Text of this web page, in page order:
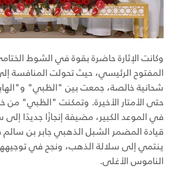
وكانت الإثارة حاضرة بقوة في الشوط
المفتوح الرئيسي، حيث تحولت المنافسة
شحانية خالصة، جمعت بين "الظبي"
حتى الأمتار الأخيرة. وتمكنت "الظبي" من
في الموعد الكبير، مضيفة إنجازًا جديدًا إلى
قيادة المضمر الشبل الذهبي جابر بن سالم
ينتمي إلى سلالة الذهب، ونجح في
الناموس الأغلى.